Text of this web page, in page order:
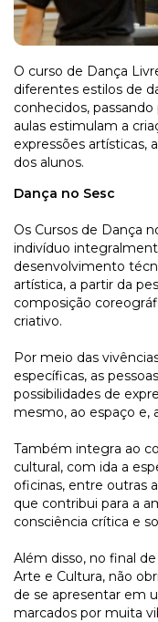
O curso de Dança
diferentes estilos de
conhecidos,
aulas estimulam a
expressões artísticas,
dos alunos.
Dança no Sesc
Os Cursos de Dança
indivíduo
desenvolvimento
artística, a partir da
composição
criativo.
Por meio das
específicas, as
possibilidades de
mesmo, ao espaço e,
Também integra ao
cultural, com ida a
oficinas, entre outras
que contribui para a
consciência crítica e
Além disso, no final
Arte e Cultura, não
de se apresentar em
marcados por muita